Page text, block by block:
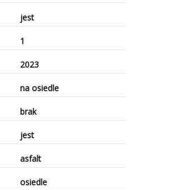
jest
1
2023
na osiedle
brak
jest
asfalt
osiedle